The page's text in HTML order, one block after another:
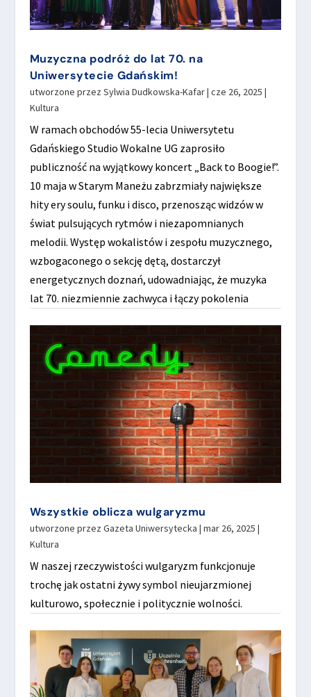
Muzyczna podróż do lat 70. na
Uniwersytecie Gdańskim!
utworzone przez Sylwia Dudkowska-Kafar| cze 26, 2025 |
Kultura
W ramach obchodów 55-lecia Uniwersytetu
Gdańskiego Studio Wokalne UG zaprosiło
publiczność na wyjątkowy koncert „Back to Boogie!”.
10 maja w Starym Maneżu zabrzmiały największe
hity ery soulu, funku i disco, przenosząc widzów w
świat pulsujących rytmów i niezapomnianych
melodii. Występ wokalistów i zespołu muzycznego,
wzbogaconego o sekcję dętą, dostarczył
energetycznych doznań, udowadniając, że muzyka
lat 70. niezmiennie zachwyca i łączy pokolenia
Wszystkie oblicza wulgaryzmu
utworzone przez Gazeta Uniwersytecka | mar 26, 2025 |
Kultura
W naszej rzeczywistości wulgaryzm funkcjonuje
trochę jak ostatni żywy symbol nieujarzmionej
kulturowo, społecznie i politycznie wolności.